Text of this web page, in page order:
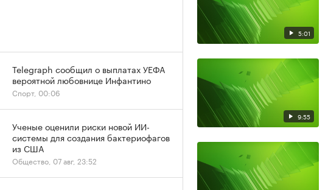
5:01
9:55
Telegraph сообщил о выплатах УЕФА
вероятной любовнице Инфантино
Спорт, 00:06
Ученые оценили риски новой ИИ-
системы для создания бактериофагов
из США
Общество, 07 авг, 23:52